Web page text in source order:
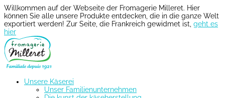
Willkommen auf der Webseite der Fromagerie Milleret. Hier
können Sie alle unsere Produkte entdecken, die in die ganze Welt
exportiert werden! Zur Seite, die Frankreich gewidmet ist, geht es
hier
Unsere Käserei
Unser Familienunternehmen
Cookie-Einstellungen